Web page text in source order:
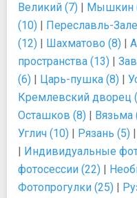
Великий (7) | Мышкин
(10) | Переславль-
(12) | Шахматово (8) |
пространства (13) |
(6) | Царь-пушка (8) |
Кремлевский дворец
Осташков (8) | Вязьма
Углич (10) | Рязань (5) |
| Индивидуальные
фотосессии (22) |
Фотопрогулки (25) |